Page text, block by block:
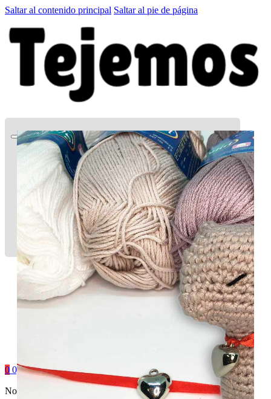
Saltar al contenido principal Saltar al pie de página
Quien soy
Patrones GRATIS
El Club
Tienda
LA CARTITA
0 0,00€
No hay productos en el carrito.